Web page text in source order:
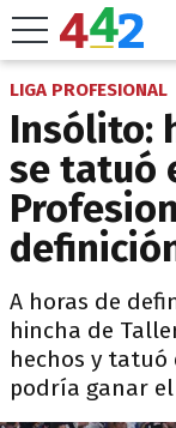
LIGA PROFESIONAL
Insólito:
se tatuó
A horas de
hincha de
hechos y
podría ganar